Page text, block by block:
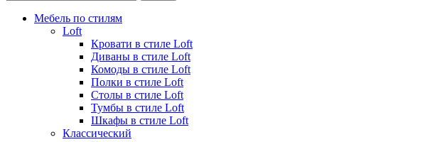
Мебель по стилям
Loft
Кровати в стиле Loft
Диваны в стиле Loft
Комоды в стиле Loft
Полки в стиле Loft
Столы в стиле Loft
Тумбы в стиле Loft
Шкафы в стиле Loft
Классический